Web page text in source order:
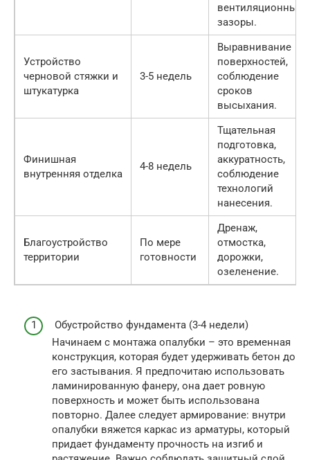
вентиляционные
зазоры.
Устройство
черновой стяжки и
штукатурка
3-5 недель
Выравнивание
поверхностей,
соблюдение
сроков
высыхания.
Финишная
внутренняя отделка
4-8 недель
Тщательная
подготовка,
аккуратность,
соблюдение
технологий
нанесения.
Благоустройство
территории
По мере
готовности
Дренаж,
отмостка,
дорожки,
озеленение.
Обустройство фундамента (3-4 недели)
Начинаем с монтажа опалубки – это временная
конструкция, которая будет удерживать бетон до
его застывания. Я предпочитаю использовать
ламинированную фанеру, она дает ровную
поверхность и может быть использована
повторно. Далее следует армирование: внутри
опалубки вяжется каркас из арматуры, который
придает фундаменту прочность на изгиб и